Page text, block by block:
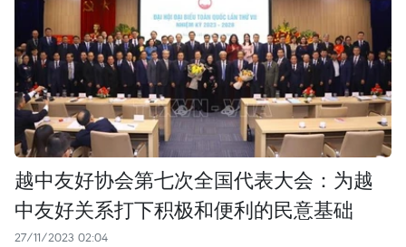
越中友好协会第七次全国代表大会：为越
中友好关系打下积极和便利的民意基础
27/11/2023 02:04